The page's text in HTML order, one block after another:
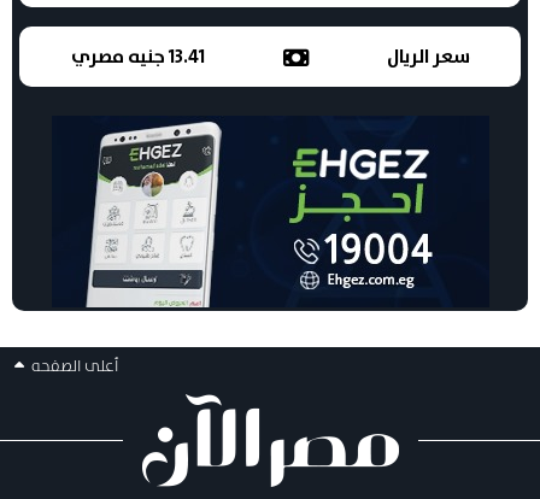
سعر الريال 13.41 جنيه مصري
أعلى الصفحه